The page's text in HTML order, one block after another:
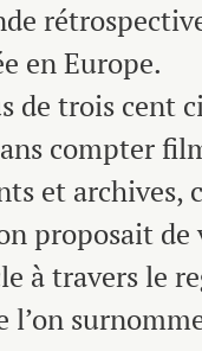
en Europe.
de trois cent
compter
et archives,
proposait de
à travers le
l’on